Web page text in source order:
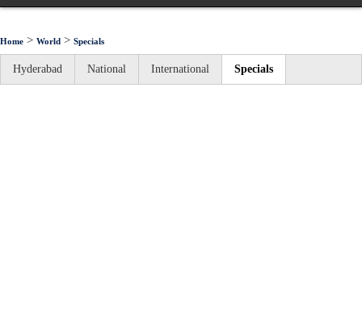
Home > World > Specials
Hyderabad National International Specials